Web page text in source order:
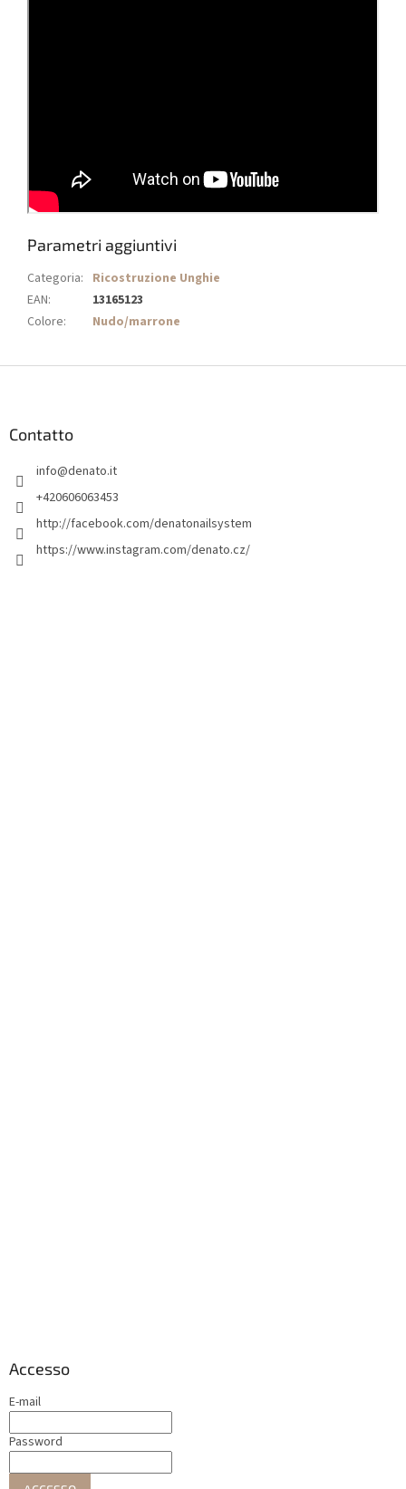
Parametri aggiuntivi
Categoria: Ricostruzione Unghie
EAN:
13165123
Colore: Nudo/marrone
Contatto
info@denato.it
+420606063453
http://facebook.com/denatonailsystem
https://www.instagram.com/denato.cz/
Accesso
E-mail
Password